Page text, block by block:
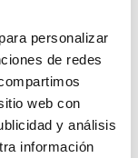
personalizar
de redes
web con
y análisis
información